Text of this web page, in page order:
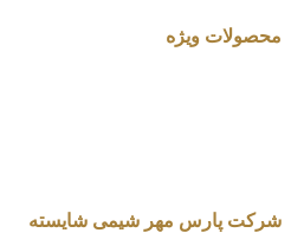
محصولات ویژه
شرکت پارس مهر شیمی شایسته